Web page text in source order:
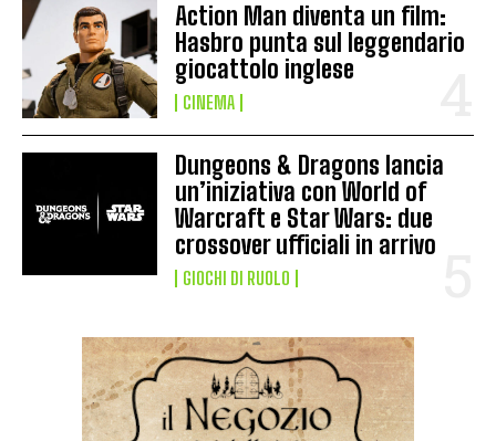
Action Man diventa un film:
Hasbro punta sul leggendario
giocattolo inglese
CINEMA
Dungeons & Dragons lancia
un’iniziativa con World of
Warcraft e Star Wars: due
crossover ufficiali in arrivo
GIOCHI DI RUOLO